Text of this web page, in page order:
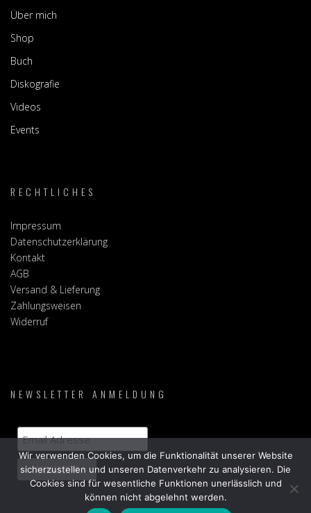
Über mich
Shop
Buch
Diskografie
Videos
Events
RECHTLICHES
Impressum
Datenschutzerklärung
Kontakt
AGB
Versand & Lieferung
Zahlungsweisen
Widerruf
NEWSLETTER ANMELDUNG
Wir verwenden Cookies, um die Funktionalität unserer Website
sicherzustellen und unseren Datenverkehr zu analysieren. Die
Cookies sind für wesentliche Funktionen unerlässlich und
können nicht abgelehnt werden.